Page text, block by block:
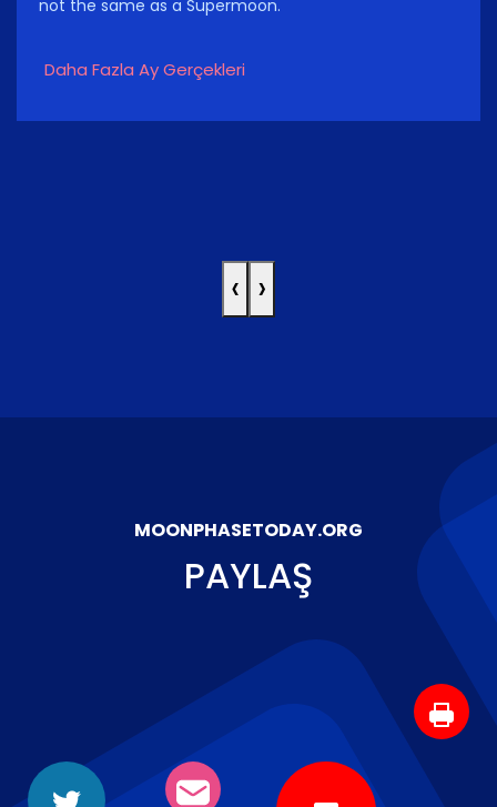
not the same as a Supermoon.
Daha Fazla Ay Gerçekleri
‹ ›
MOONPHASETODAY.ORG
PAYLAŞ